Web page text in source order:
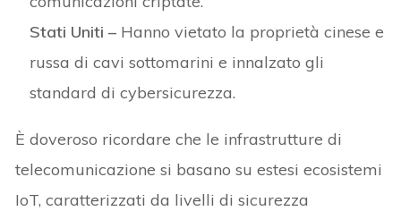
Stati Uniti – Hanno vietato la proprietà cinese e
russa di cavi sottomarini e innalzato gli
standard di cybersicurezza.
È doveroso ricordare che le infrastrutture di
telecomunicazione si basano su estesi ecosistemi
IoT, caratterizzati da livelli di sicurezza